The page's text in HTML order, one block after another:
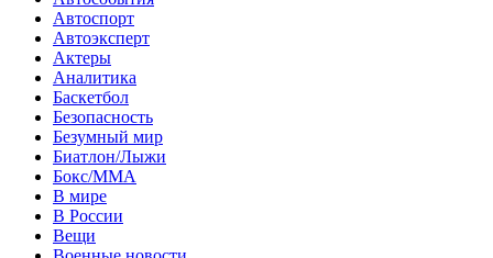
Автоспорт
Автоэксперт
Актеры
Аналитика
Баскетбол
Безопасность
Безумный мир
Биатлон/Лыжи
Бокс/MMA
В мире
В России
Вещи